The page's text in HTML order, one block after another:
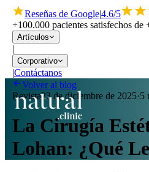
Reseñas de Google|4.6/5
+100.000 pacientes satisfechos de
Artículos
|
Corporativo
|Contáctanos
Volver al blog
Revista23 de diciembre de 2025·5
La Cirugía
Lohan: ¿Qué